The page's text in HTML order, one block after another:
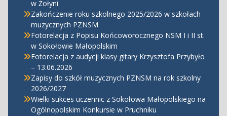
w Żołyni
Zakończenie roku szkolnego 2025/2026 w szkołach
muzycznych PZNSM
Fotorelacja z Popisu Końcoworocznego NSM I i II st.
w Sokołowie Małopolskim
Fotorelacja z audycji klasy gitary Krzysztofa Przybyło
– 13.06.2026
Zapisy do szkół muzycznych PZNSM na rok szkolny
2026/2027
Wielki sukces uczennic z Sokołowa Małopolskiego na
Ogólnopolskim Konkursie w Pruchniku